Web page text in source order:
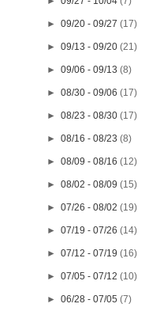
►09/20 - 09/27(17)
►09/13 - 09/20(21)
►09/06 - 09/13(8)
►08/30 - 09/06(17)
►08/23 - 08/30(17)
►08/16 - 08/23(8)
►08/09 - 08/16(12)
►08/02 - 08/09(15)
►07/26 - 08/02(19)
►07/19 - 07/26(14)
►07/12 - 07/19(16)
►07/05 - 07/12(10)
►06/28 - 07/05(7)